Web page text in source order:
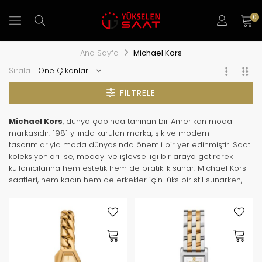
0
Ana Sayfa Michael Kors
Sırala
FILTRELE
Michael Kors, dünya çapında tanınan bir Amerikan moda
markasıdır. 1981 yılında kurulan marka, şık ve modern
tasarımlarıyla moda dünyasında önemli bir yer edinmiştir. Saat
koleksiyonları ise, modayı ve işlevselliği bir araya getirerek
kullanıcılarına hem estetik hem de pratiklik sunar. Michael Kors
saatleri, hem kadın hem de erkekler için lüks bir stil sunarken,
Markanın Öne Çıkan Özellikleri
Zarif ve Modern Tasarımlar
Michael Kors saatleri, minimalizm ve zarafetin modern bir